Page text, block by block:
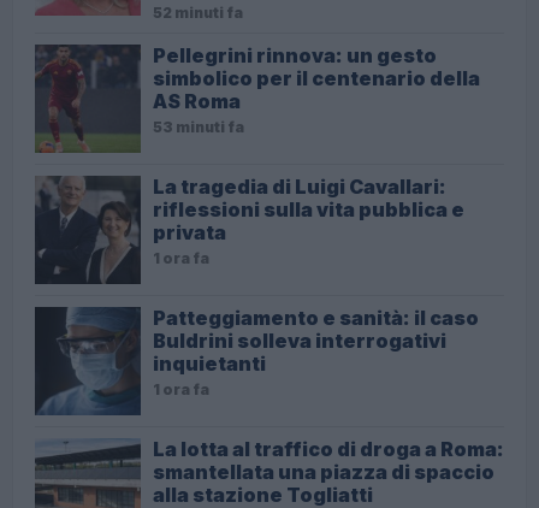
52 minuti fa
Pellegrini rinnova: un gesto
simbolico per il centenario della
AS Roma
53 minuti fa
La tragedia di Luigi Cavallari:
riflessioni sulla vita pubblica e
privata
1 ora fa
Patteggiamento e sanità: il caso
Buldrini solleva interrogativi
inquietanti
1 ora fa
La lotta al traffico di droga a Roma:
smantellata una piazza di spaccio
alla stazione Togliatti